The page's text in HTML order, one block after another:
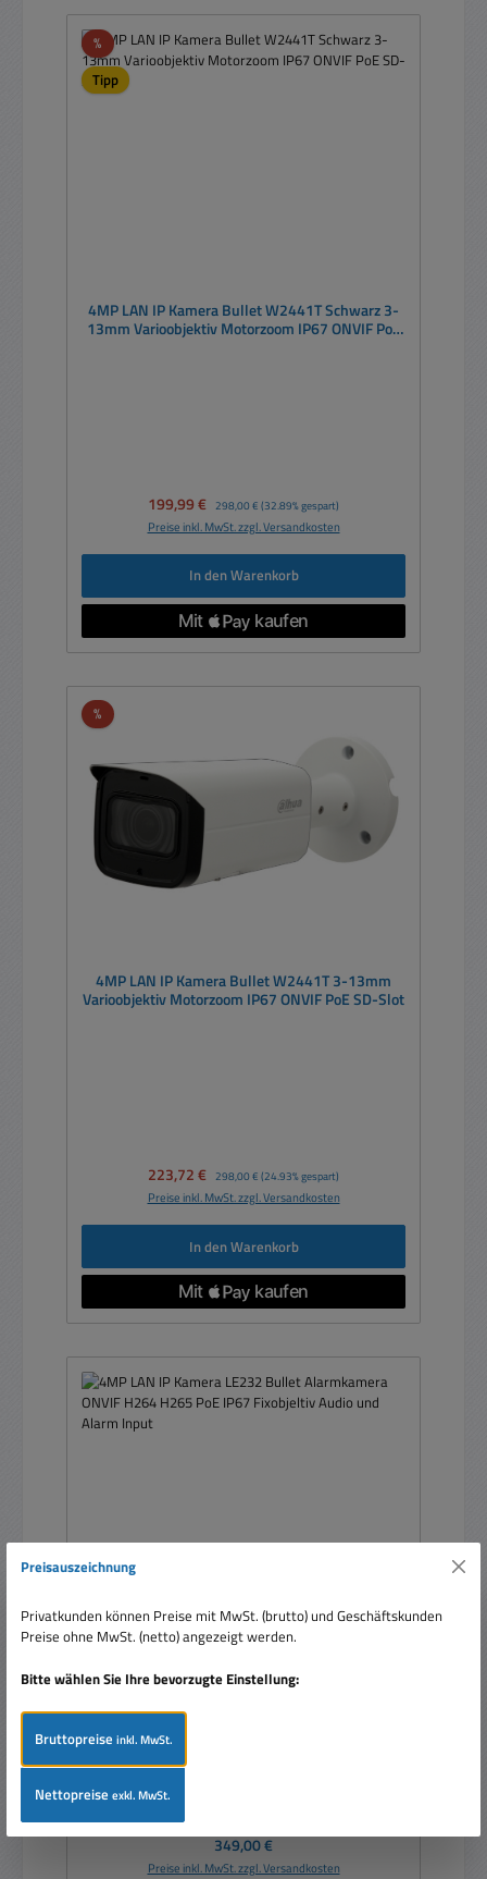
%Rabatt
Tipp
4MP LAN IP Kamera Bullet W2441T Schwarz 3-
13mm Varioobjektiv Motorzoom IP67 ONVIF PoE
Verkaufspreis:
199,99 € Regulärer Preis:
298,00 € (32.89% gespart)
Preise inkl. MwSt. zzgl. Versandkosten
In den Warenkorb
%Rabatt
4MP LAN IP Kamera Bullet W2441T 3-13mm
Varioobjektiv Motorzoom IP67 ONVIF PoE SD-Slot
Verkaufspreis:
223,72 € Regulärer Preis:
298,00 € (24.93% gespart)
Preise inkl. MwSt. zzgl. Versandkosten
In den Warenkorb
4MP LAN IP Kamera LE232 Bullet Alarmkamera
ONVIF H264 H265 PoE IP67 Fixobjeltiv Audio und
Alarm Input
Regulärer Preis:
349,00 €
Preise inkl. MwSt. zzgl. Versandkosten
Preisauszeichnung
Privatkunden können Preise mit MwSt. (brutto) und Geschäftskunden
Preise ohne MwSt. (netto) angezeigt werden.
Bitte wählen Sie Ihre bevorzugte Einstellung:
Bruttopreiseinkl. MwSt.
Nettopreiseexkl. MwSt.